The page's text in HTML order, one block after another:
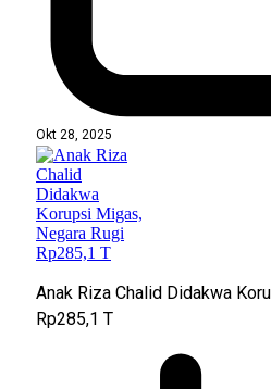
Okt 28, 2025
Anak Riza Chalid Didakwa
Rp285,1 T